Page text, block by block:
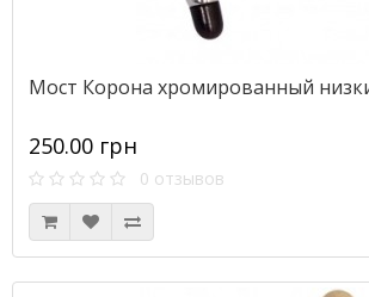
Мост Корона хромированный
250.00 грн
0 отзывов